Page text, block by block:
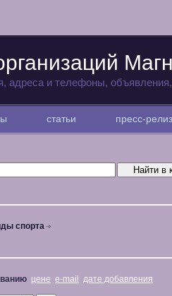
адреса и телефоны,
статьи пресс-
спорта
цене e-mail дате добавления